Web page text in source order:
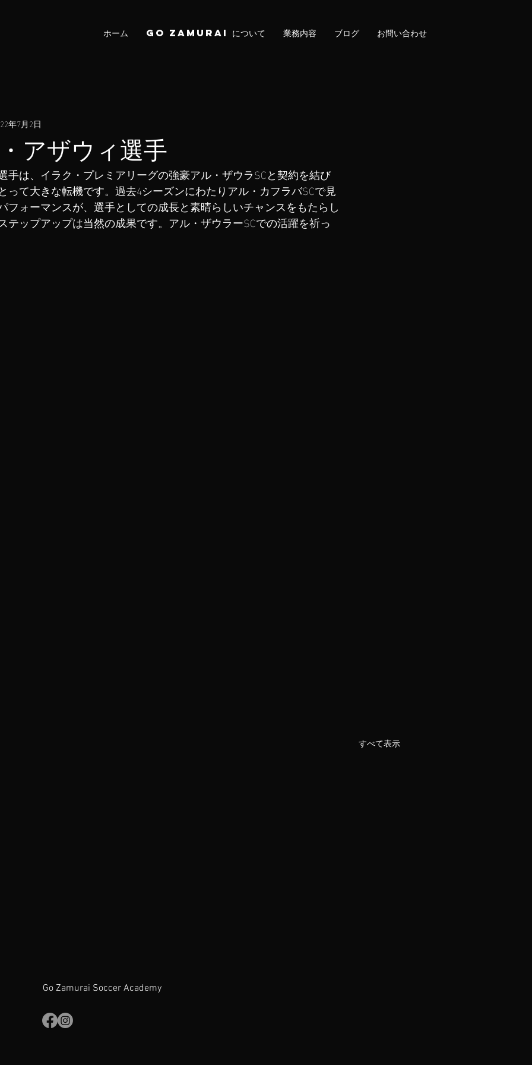
ホーム Go Zamurai について 業務内容 ブログ お問い合わせ
アザウィ選手
年7月2日
手は、イラク・プレミアリーグの強豪アル・ザウラSCと契約を結び
って大きな転機です。過去4シーズンにわたりアル・カフラバSCで見
フォーマンスが、選手としての成長と素晴らしいチャンスをもたらし
テップアップは当然の成果です。アル・ザウラーSCでの活躍を祈っ
すべて表示
Go Zamurai メソッ
Go Zamurai Soccer Academy